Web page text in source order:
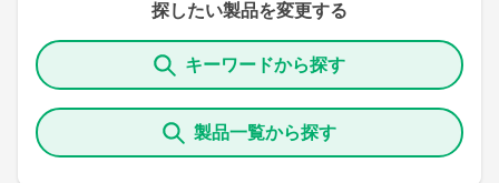
探したい製品を変更する
キーワードから探す
製品一覧から探す